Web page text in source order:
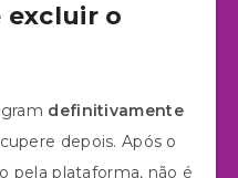
excluir o
definitivamente
depois. Após o
pela plataforma, não é